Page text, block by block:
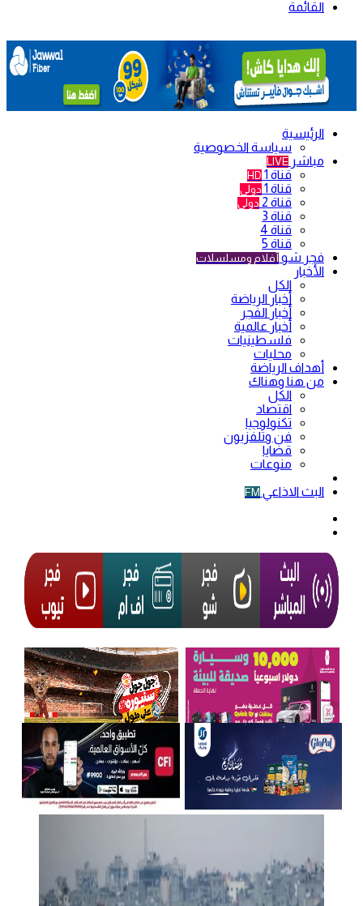
القائمة
الرئيسية
سياسة الخصوصية
مباشر LIVE
قناة 1 HD
قناة 1 دولي
قناة 2 دولي
قناة 3
قناة 4
قناة 5
فجر شو أفلام ومسلسلات
الأخبار
الكل
أخبار الرياضة
أخبار الفجر
أخبار عالمية
فلسطينيات
محليات
أهداف الرياضة
من هنا وهناك
الكل
اقتصاد
تكنولوجيا
فن وتلفزيون
قضايا
منوعات
البث الاذاعي FM